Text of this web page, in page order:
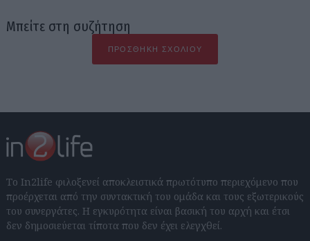
Μπείτε στη συζήτηση
ΠΡΟΣΘΉΚΗ ΣΧΟΛΊΟΥ
Το In2life φιλοξενεί αποκλειστικά πρωτότυπο περιεχόμενο που
προέρχεται από την συντακτική του ομάδα και τους εξωτερικούς
του συνεργάτες. Η εγκυρότητα είναι βασική του αρχή και έτσι
δεν δημοσιεύεται τίποτα που δεν έχει ελεγχθεί.